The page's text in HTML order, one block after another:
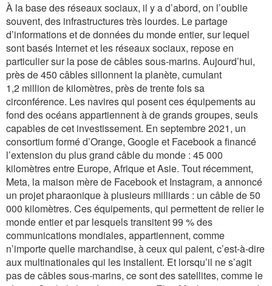
À la base des réseaux sociaux, il y a d’abord, on l’oublie
souvent, des infrastructures très lourdes. Le partage
d’informations et de données du monde entier, sur lequel
sont basés Internet et les réseaux sociaux, repose en
particulier sur la pose de câbles sous-marins. Aujourd’hui,
près de 450 câbles sillonnent la planète, cumulant
1,2 million de kilomètres, près de trente fois sa
circonférence. Les navires qui posent ces équipements au
fond des océans appartiennent à de grands groupes, seuls
capables de cet investissement. En septembre 2021, un
consortium formé d’Orange, Google et Facebook a financé
l’extension du plus grand câble du monde : 45 000
kilomètres entre Europe, Afrique et Asie. Tout récemment,
Meta, la maison mère de Facebook et Instagram, a annoncé
un projet pharaonique à plusieurs milliards : un câble de 50
000 kilomètres. Ces équipements, qui permettent de relier le
monde entier et par lesquels transitent 99 % des
communications mondiales, appartiennent, comme
n’importe quelle marchandise, à ceux qui paient, c’est-à-dire
aux multinationales qui les installent. Et lorsqu’il ne s’agit
pas de câbles sous-marins, ce sont des satellites, comme le